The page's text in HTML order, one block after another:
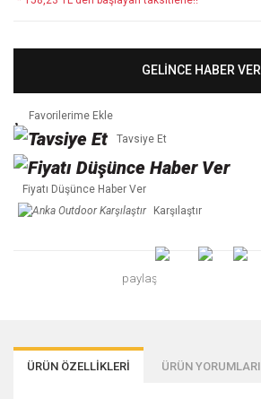
GELİNCE HABER VER
Tavsiye Et
Fiyatı Düşünce Haber Ver
Karşılaştır
paylaş
ÜRÜN ÖZELLİKLERİ ÜRÜN YORUMLARI